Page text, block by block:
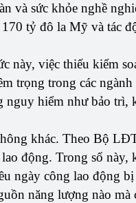
và sức khỏe nghề
tỷ đô la Mỹ và tác
này, việc thiếu kiểm
trọng trong các
nguy hiểm như bảo trì,
khác. Theo Bộ
động. Trong số
ngày công lao động bị
năng lượng nào